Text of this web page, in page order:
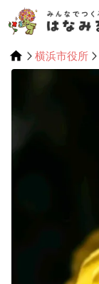
横浜市役所